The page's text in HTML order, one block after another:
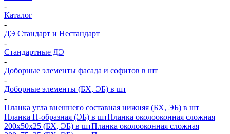
-
Каталог
-
ДЭ Стандарт и Нестандарт
-
Стандартные ДЭ
-
Доборные элементы фасада и софитов в шт
-
Доборные элементы (БХ, ЭБ) в шт
-
Планка угла внешнего составная нижняя (БХ, ЭБ) в шт
Планка H-образная (ЭБ) в штПланка околооконная сложная
200х50х25 (БХ, ЭБ) в штПланка околооконная сложная